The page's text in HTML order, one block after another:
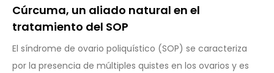
Cúrcuma, un aliado natural en el
tratamiento del SOP
El síndrome de ovario poliquístico (SOP) se caracteriza
por la presencia de múltiples quistes en los ovarios y es